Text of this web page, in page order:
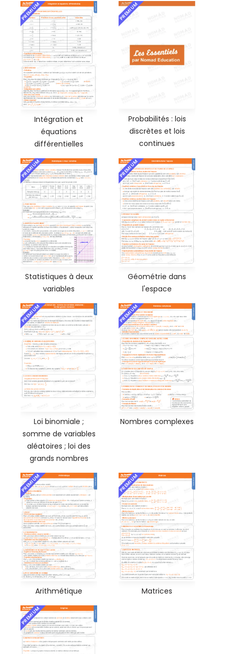
PREMIUM
Intégration et
équations
différentielles
PREMIUM
Probabilités : lois
discrètes et lois
continues
PREMIUM
Statistiques à deux
variables
PREMIUM
Géométrie dans
l'espace
PREMIUM
Loi binomiale ;
somme de variables
aléatoires ; loi des
grands nombres
PREMIUM
Nombres complexes
PREMIUM
Arithmétique
PREMIUM
Matrices
PREMIUM